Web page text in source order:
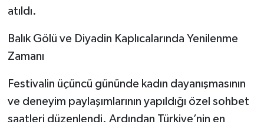
atıldı.
​Balık Gölü ve Diyadin Kaplıcalarında Yenilenme
Zamanı
​Festivalin üçüncü gününde kadın dayanışmasının
ve deneyim paylaşımlarının yapıldığı özel sohbet
saatleri düzenlendi. Ardından Türkiye’nin en